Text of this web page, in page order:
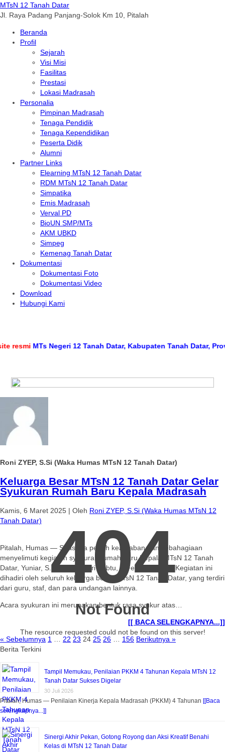
MTsN 12 Tanah Datar
Jl. Raya Padang Panjang-Solok Km 10, Pitalah
Beranda
Profil
Sejarah
Visi Misi
Fasilitas
Prestasi
Lokasi Madrasah
Personalia
Pimpinan Madrasah
Tenaga Pendidik
Tenaga Kependidikan
Peserta Didik
Alumni
Partner Links
Elearning MTsN 12 Tanah Datar
RDM MTsN 12 Tanah Datar
Simpatika
Emis Madrasah
Verval PD
BioUN SMP/MTs
AKM UBKD
Simpeg
Kemenag Tanah Datar
Dokumentasi
Dokumentasi Foto
Dokumentasi Video
Download
Hubungi Kami
MTs Negeri 12 Tanah Datar, Kabupaten Tanah Datar,
Roni ZYEP, S.Si (Waka Humas MTsN 12 Tanah Datar)
Keluarga Besar MTsN 12 Tanah Datar Gelar
Syukuran Rumah Baru Kepala Madrasah
Kamis, 6 Maret 2025 | Oleh Roni ZYEP, S.Si (Waka Humas MTsN 12
Tanah Datar)
Pitalah, Humas — Suasana penuh keakraban dan kebahagiaan
menyelimuti kegiatan syukuran rumah baru Kepala MTsN 12 Tanah
Datar, Yuniar, S. Ag, pada hari Sabtu, 8 Februari 2025. Kegiatan ini
dihadiri oleh seluruh keluarga besar MTsN 12 Tanah Datar, yang terdiri
dari guru, staf, dan para undangan lainnya.
Acara syukuran ini merupakan bentuk rasa syukur atas…
[[ BACA SELENGKAPNYA...]]
« Sebelumnya 1 22 23 24 25 26 156 Berikutnya »
Berita Terkini
Tampil Memukau, Penilaian PKKM 4 Tahunan Kepala MTsN 12
Tanah Datar Sukses Digelar
30 Juli 2026
Pitalah, Humas — Penilaian Kinerja Kepala Madrasah (PKKM) 4 Tahunan [[Baca
selengkapnya...]]
Sinergi Akhir Pekan, Gotong Royong dan Aksi Kreatif Benahi
Kelas di MTsN 12 Tanah Datar
404
Not Found
The resource requested could not be found on this server!